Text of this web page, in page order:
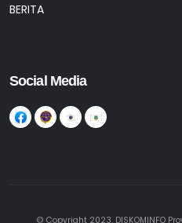
BERITA
Social Media
© Copyright 2023. DISKOMINFO